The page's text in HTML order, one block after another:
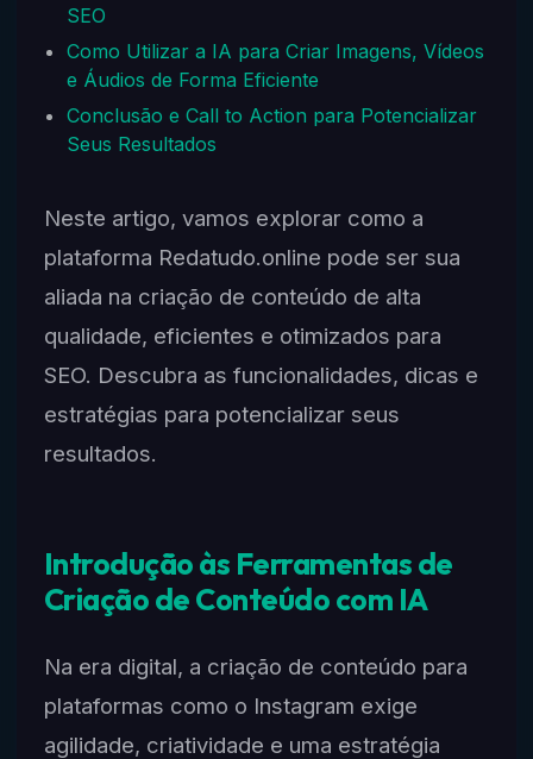
SEO
Como Utilizar a IA para Criar Imagens, Vídeos
e Áudios de Forma Eficiente
Conclusão e Call to Action para Potencializar
Seus Resultados
Neste artigo, vamos explorar como a
plataforma Redatudo.online pode ser sua
aliada na criação de conteúdo de alta
qualidade, eficientes e otimizados para
SEO. Descubra as funcionalidades, dicas e
estratégias para potencializar seus
resultados.
Introdução às Ferramentas de
Criação de Conteúdo com IA
Na era digital, a criação de conteúdo para
plataformas como o Instagram exige
agilidade, criatividade e uma estratégia